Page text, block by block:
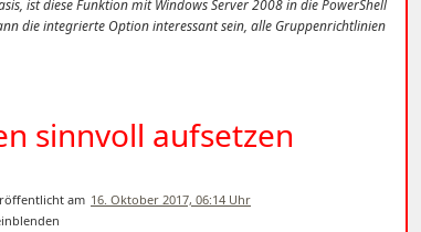
ist diese Funktion mit Windows Server 2008 in die PowerShell
die integrierte Option interessant sein, alle Gruppenrichtlinien
sinnvoll aufsetzen
16. Oktober 2017, 06:14 Uhr